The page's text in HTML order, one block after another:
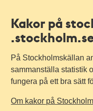
Kakor på
På Stockholmskällan
sammanställa statistik
fungera på ett bra sätt
Om kakor på